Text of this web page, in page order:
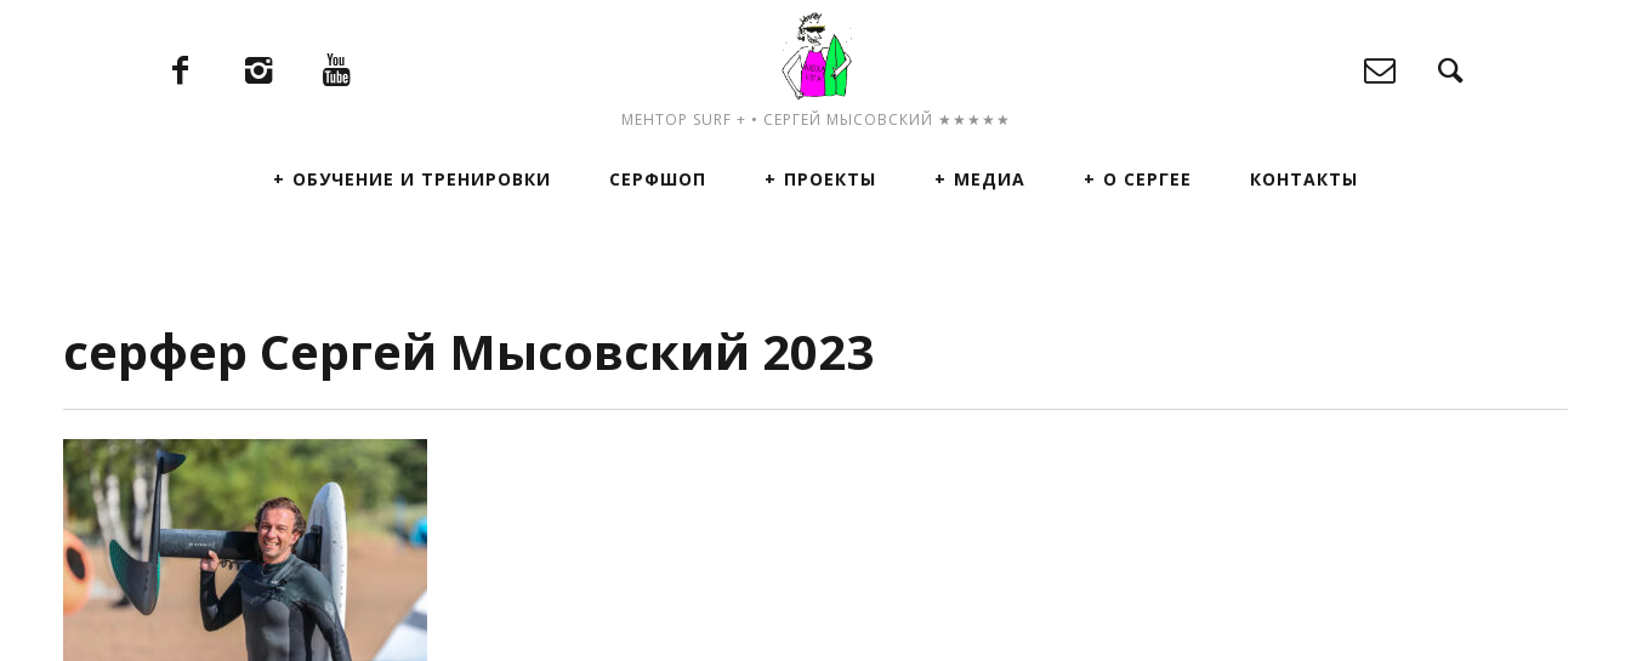
МЕНТОР SURF + • СЕРГЕЙ МЫСОВСКИЙ ★★★★★
ОБУЧЕНИЕ И ТРЕНИРОВКИ СЕРФШОП ПРОЕКТЫ МЕДИА О СЕРГЕЕ КОНТАКТЫ
серфер Сергей Мысовский 2023